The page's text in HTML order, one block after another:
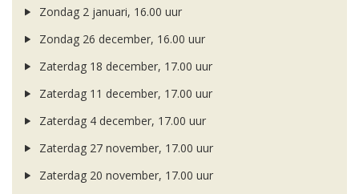
Zondag 2 januari, 16.00 uur
Zondag 26 december, 16.00 uur
Zaterdag 18 december, 17.00 uur
Zaterdag 11 december, 17.00 uur
Zaterdag 4 december, 17.00 uur
Zaterdag 27 november, 17.00 uur
Zaterdag 20 november, 17.00 uur